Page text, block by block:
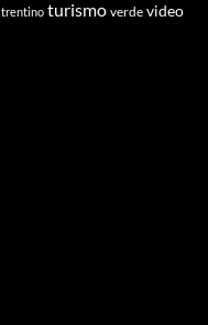
trentino turismo verde video